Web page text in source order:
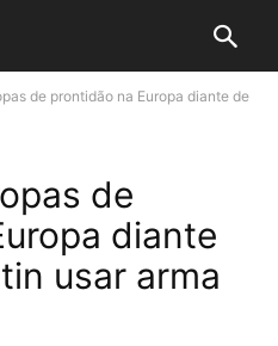
de prontidão na Europa diante de
de
diante
usar arma